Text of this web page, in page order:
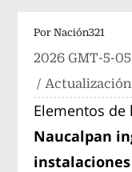
Por Nación321
2026 GMT-5-
/
Elementos de
Naucalpan